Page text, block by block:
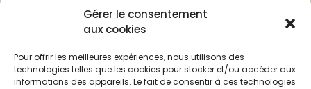
Gérer le consentement
aux cookies
Pour offrir les meilleures expériences, nous utilisons des
technologies telles que les cookies pour stocker et/ou accéder aux
informations des appareils. Le fait de consentir à ces technologies
LIENS & CONTACTS
Partenaires